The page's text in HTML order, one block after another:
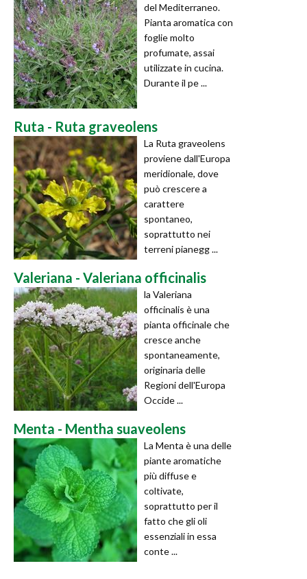
del Mediterraneo.
Pianta aromatica con
foglie molto
profumate, assai
utilizzate in cucina.
Durante il pe ...
Ruta - Ruta graveolens
La Ruta graveolens
proviene dall'Europa
meridionale, dove
può crescere a
carattere
spontaneo,
soprattutto nei
terreni pianegg ...
Valeriana - Valeriana officinalis
la Valeriana
officinalis è una
pianta officinale che
cresce anche
spontaneamente,
originaria delle
Regioni dell'Europa
Occide ...
Menta - Mentha suaveolens
La Menta è una delle
piante aromatiche
più diffuse e
coltivate,
soprattutto per il
fatto che gli oli
essenziali in essa
conte ...